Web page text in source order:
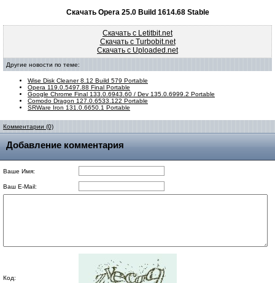
Скачать Opera 25.0 Build 1614.68 Stable
Скачать с Letitbit.net
Скачать с Turbobit.net
Скачать с Uploaded.net
Другие новости по теме:
Wise Disk Cleaner 8.12 Build 579 Portable
Opera 119.0.5497.88 Final Portable
Google Chrome Final 133.0.6943.60 / Dev 135.0.6999.2 Portable
Comodo Dragon 127.0.6533.122 Portable
SRWare Iron 131.0.6650.1 Portable
Комментарии (0)
Добавление комментария
Ваше Имя:
Ваш E-Mail:
Код: